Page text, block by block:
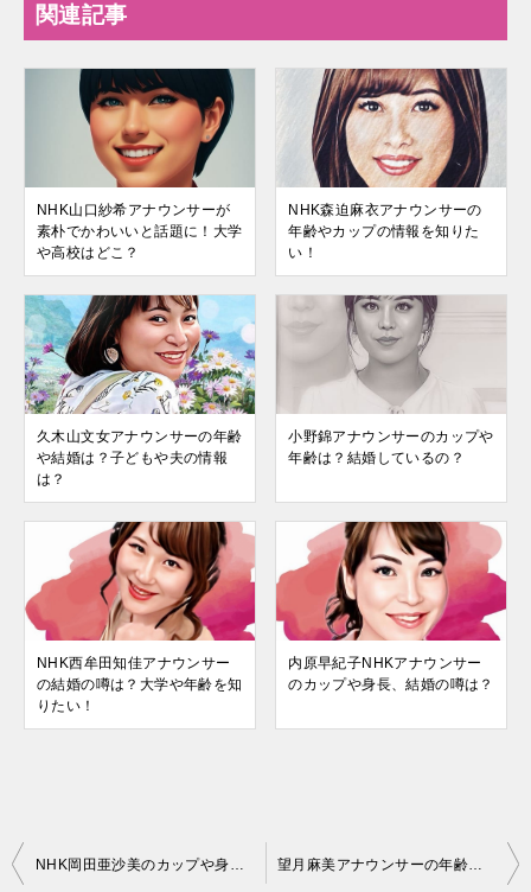
関連記事
NHK山口紗希アナウンサーが
素朴でかわいいと話題に！大学
や高校はどこ？
NHK森迫麻衣アナウンサーの
年齢やカップの情報を知りた
い！
久木山文女アナウンサーの年齢
や結婚は？子どもや夫の情報
は？
小野錦アナウンサーのカップや
年齢は？結婚しているの？
NHK西牟田知佳アナウンサー
の結婚の噂は？大学や年齢を知
りたい！
内原早紀子NHKアナウンサー
のカップや身長、結婚の噂は？
投
NHK岡田亜沙美のカップや身長は？熊本時代にミス日本に？ 望月麻美アナウンサーの年齢や学歴、結婚の情報は？